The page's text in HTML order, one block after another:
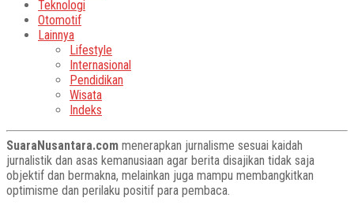
Teknologi
Otomotif
Lainnya
Lifestyle
Internasional
Pendidikan
Wisata
Indeks
SuaraNusantara.com menerapkan jurnalisme sesuai kaidah
jurnalistik dan asas kemanusiaan agar berita disajikan tidak saja
objektif dan bermakna, melainkan juga mampu membangkitkan
optimisme dan perilaku positif para pembaca.